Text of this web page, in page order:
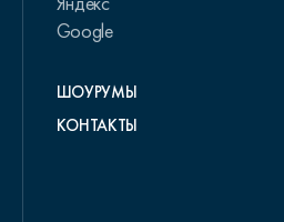
Google
ШОУРУМЫ
КОНТАКТЫ